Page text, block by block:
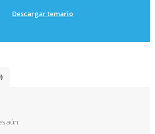
Descargar temario
aún.